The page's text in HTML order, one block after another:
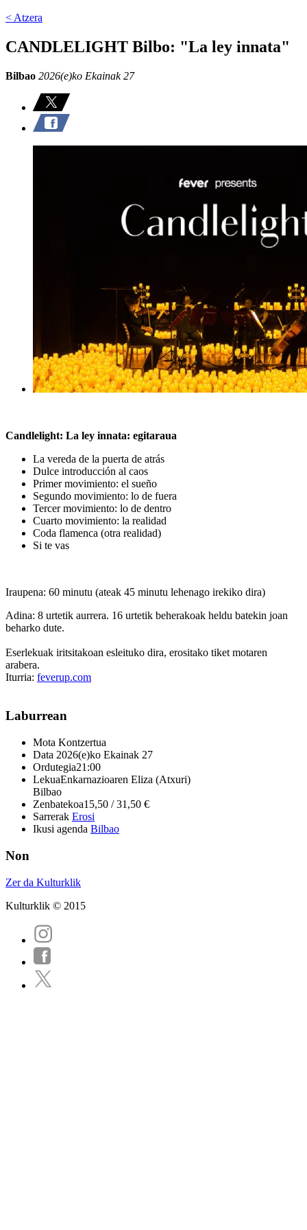
< Atzera
CANDLELIGHT Bilbo: "La ley innata"
Bilbao 2026(e)ko Ekainak 27
Candlelight: La ley innata: egitaraua
La vereda de la puerta de atrás
Dulce introducción al caos
Primer movimiento: el sueño
Segundo movimiento: lo de fuera
Tercer movimiento: lo de dentro
Cuarto movimiento: la realidad
Coda flamenca (otra realidad)
Si te vas
Iraupena: 60 minutu (ateak 45 minutu lehenago irekiko dira)
Adina: 8 urtetik aurrera. 16 urtetik beherakoak heldu batekin joan
beharko dute.
Eserlekuak iritsitakoan esleituko dira, erositako tiket motaren
arabera.
Iturria: feverup.com
Laburrean
Mota Kontzertua
Data 2026(e)ko Ekainak 27
Ordutegia21:00
LekuaEnkarnazioaren Eliza (Atxuri)
Bilbao
Zenbatekoa15,50 / 31,50 €
Sarrerak Erosi
Ikusi agenda Bilbao
Non
Zer da Kulturklik
Kulturklik © 2015